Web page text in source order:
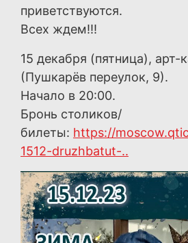
приветствуются.
Всех ждем!!!
15 декабря (пятница), арт-
(Пушкарёв переулок, 9).
Начало в 20:00.
Бронь столиков/
билеты: https://
1512-druzhbatut-..